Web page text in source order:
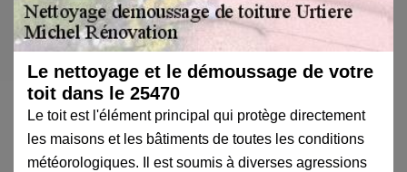
Le nettoyage et le démoussage de votre
toit dans le 25470
Le toit est l'élément principal qui protège directement
les maisons et les bâtiments de toutes les conditions
météorologiques. Il est soumis à diverses agressions